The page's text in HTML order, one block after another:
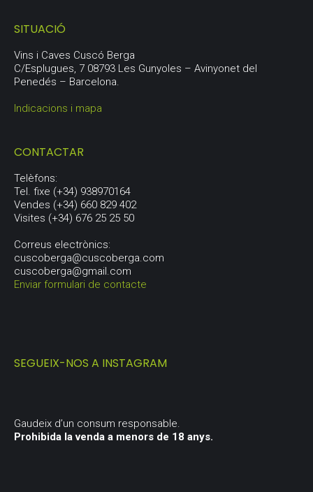
SITUACIÓ
Vins i Caves Cuscó Berga
C/Esplugues, 7 08793 Les Gunyoles – Avinyonet del
Penedés – Barcelona.
Indicacions i mapa
CONTACTAR
Telèfons:
Tel. fixe (+34) 938970164
Vendes (+34) 660 829 402
Visites (+34) 676 25 25 50
Correus electrònics:
cuscoberga@cuscoberga.com
cuscoberga@gmail.com
Enviar formulari de contacte
SEGUEIX-NOS A INSTAGRAM
Gaudeix d’un consum responsable.
Prohibida la venda a menors de 18 anys.